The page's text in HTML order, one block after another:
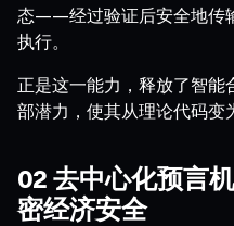
态——经过验证后安全地传
执行。
正是这一能力，释放了智能
部潜力，使其从理论代码变
02 去中心化预言
密经济安全